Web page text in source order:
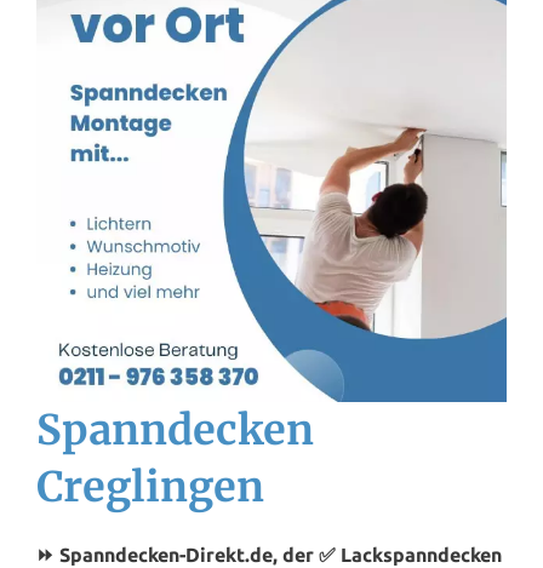
Spanndecken
Creglingen
⏩ Spanndecken-Direkt.de, der ✅ Lackspanndecken